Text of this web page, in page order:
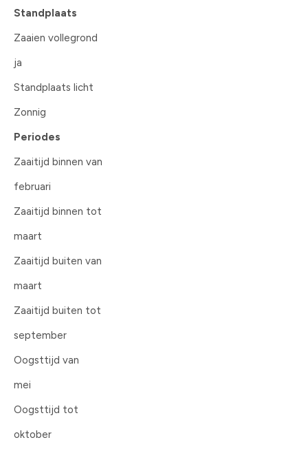
Standplaats
Zaaien vollegrond
ja
Standplaats licht
Zonnig
Periodes
Zaaitijd binnen van
februari
Zaaitijd binnen tot
maart
Zaaitijd buiten van
maart
Zaaitijd buiten tot
september
Oogsttijd van
mei
Oogsttijd tot
oktober